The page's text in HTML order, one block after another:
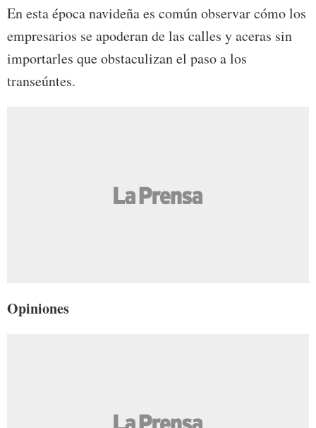
En esta época navideña es común observar cómo los
empresarios se apoderan de las calles y aceras sin
importarles que obstaculizan el paso a los
transeúntes.
Opiniones